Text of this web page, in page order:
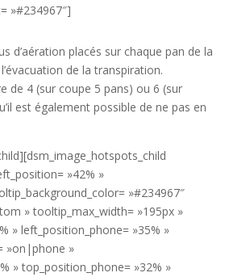
»#234967″]
d’aération placés sur chaque pan de la
de la transpiration.
de 4 (sur coupe 5 pans) ou 6 (sur
est également possible de ne pas en
»42% »
»#234967″
» tooltip_max_width= »195px »
» left_position_phone= »35% »
»on|phone »
» top_position_phone= »32% »